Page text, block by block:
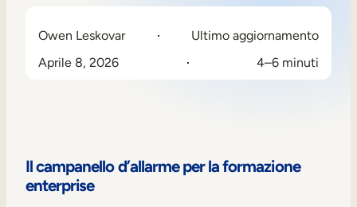
Onboarding dei dipendenti
Sviluppo delle competenze
Formazione frontline
Owen Leskovar
Ultimo aggiornamento
Aprile 8, 2026
4–6 minuti
Il campanello d’allarme per la formazione
enterprise